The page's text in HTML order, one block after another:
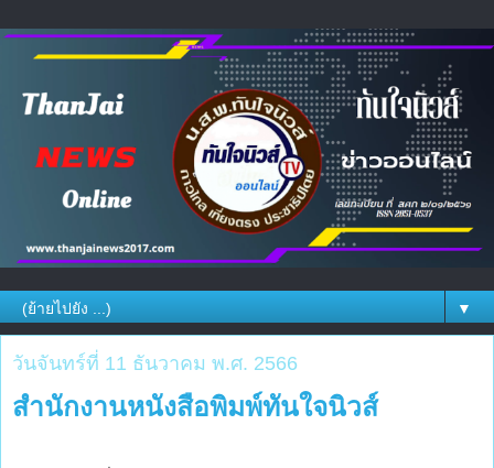
▼
วันจันทร์ที่ 11 ธันวาคม พ.ศ. 2566
สำนักงานหนังสือพิมพ์ทันใจนิวส์